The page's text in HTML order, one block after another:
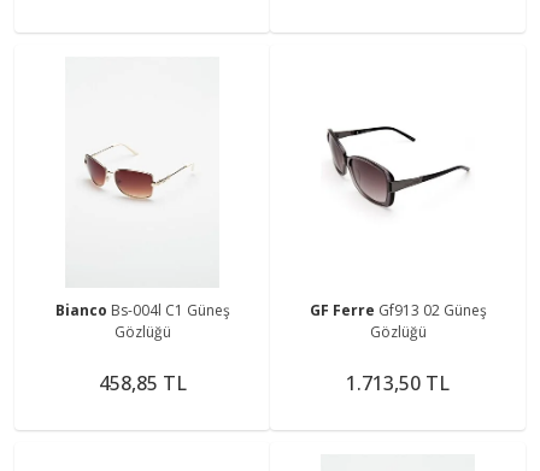
Bianco Bs-004l C1 Güneş
Gözlüğü
458,85 TL
GF Ferre Gf913 02 Güneş
Gözlüğü
1.713,50 TL